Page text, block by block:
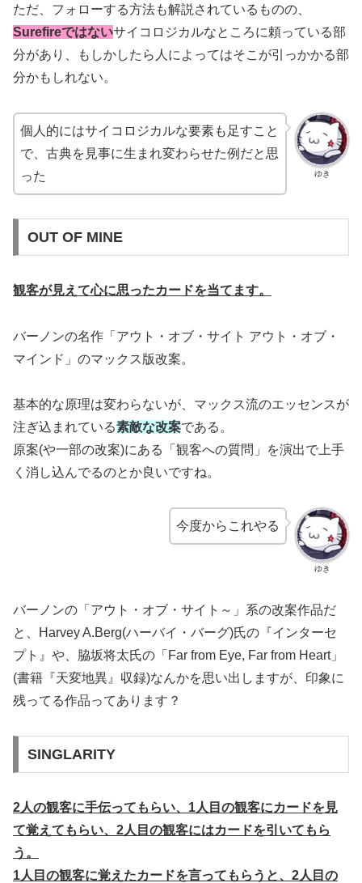
ただ、フォローする方法も解説されているものの、
Surefireではないサイコロジカルなところに頼っている部
分があり、もしかしたら人によってはそこが引っかかる部
分かもしれない。
ゆき
個人的にはサイコロジカルな要素も足すこと
で、古典を見事に生まれ変わらせた例だと思
った
OUT OF MINE
観客が見えて心に思ったカードを当てます。
バーノンの名作「アウト・オブ・サイト アウト・オブ・
マインド」のマックス版改案。
基本的な原理は変わらないが、マックス流のエッセンスが
注ぎ込まれている素敵な改案である。
原案(や一部の改案)にある「観客への質問」を演出で上手
く消し込んでるのとか良いですね。
ゆき
今度からこれやる
バーノンの「アウト・オブ・サイト～」系の改案作品だ
と、Harvey A.Berg(ハーバイ・バーグ)氏の『インターセ
プト』や、脇坂将太氏の「Far from Eye, Far from Heart」
(書籍『天変地異』収録)なんかを思い出しますが、印象に
残ってる作品ってあります？
SINGLARITY
2人の観客に手伝ってもらい、1人目の観客にカードを見
て覚えてもらい、2人目の観客にはカードを引いてもら
う。
1人目の観客に覚えたカードを言ってもらうと、2人目の